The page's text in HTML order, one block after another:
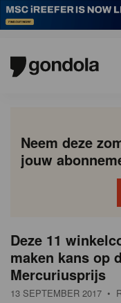
Neem deze
jouw
N
e
Deze 11
maken kans op
Mercuriusprijs
13 SEPTEMBER 2017 •
P
a
g
i
Vorige
Page
Page
Page
Page
Current
page
Page
Page
Page
Page
Volgende
academy
society